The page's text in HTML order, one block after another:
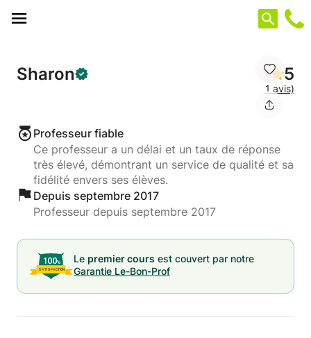
Sharon 5
1 avis)
Professeur fiable
Ce professeur a un délai et un taux de réponse
très élevé, démontrant un service de qualité et sa
fidélité envers ses élèves.
Depuis septembre 2017
Professeur depuis septembre 2017
Le premier cours est couvert par notre
Garantie Le-Bon-Prof